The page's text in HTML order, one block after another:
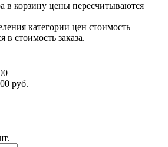
в корзину цены пересчитываются
категории цен стоимость
в стоимость заказа.
руб.